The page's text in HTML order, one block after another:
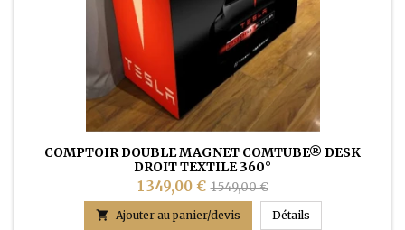
COMPTOIR DOUBLE MAGNET COMTUBE® DESK
DROIT TEXTILE 360°
1 349,00 € 1 549,00 €
 Ajouter au panier/devis DétailsCOMPTOIR